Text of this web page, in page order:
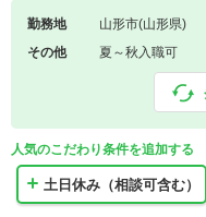
勤務地
山形市(山形県)
その他
夏～秋入職可
人気のこだわり条件を追加する
土日休み（相談可含む）